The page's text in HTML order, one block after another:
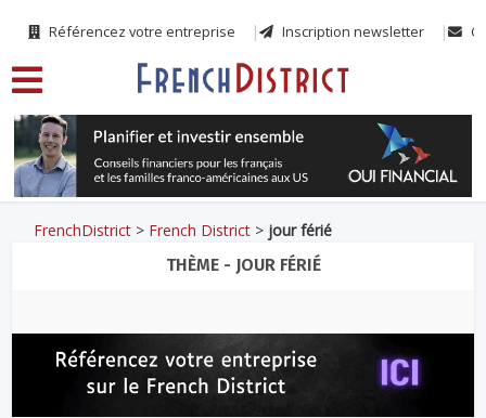
Référencez votre entreprise Inscription newsletter
FrenchDistrict > French District > jour férié
THÈME - JOUR FÉRIÉ